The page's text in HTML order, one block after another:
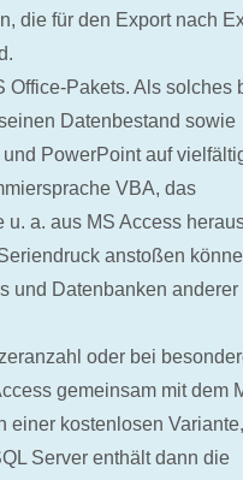
die für den Export nach
Office-Pakets. Als solches
Datenbestand sowie
PowerPoint auf
VBA, das
u. a. aus MS Access
anstoßen
und Datenbanken anderer
oder bei
gemeinsam mit dem
einer kostenlosen
Server enthält dann die